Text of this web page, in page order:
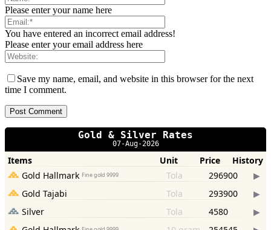
Please enter your name here
You have entered an incorrect email address!
Please enter your email address here
Save my name, email, and website in this browser for the next
time I comment.